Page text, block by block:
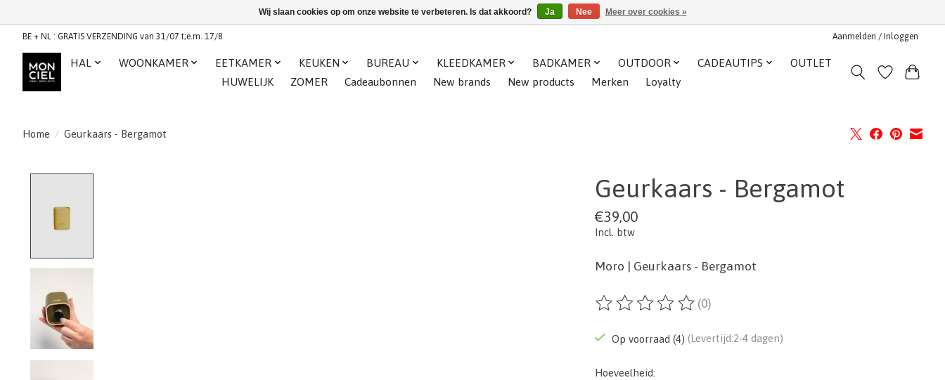
BE + NL : GRATIS VERZENDING van 31/07 t;e.m. 17/8 Aanmelden / Inloggen
HAL WOONKAMER EETKAMER KEUKEN BUREAU KLEEDKAMER BADKAMER OUTDOOR CADEAUTIPS
OUTLET
HUWELIJK
ZOMER Cadeaubonnen New brands New products Merken Loyalty
Home / Geurkaars - Bergamot
Geurkaars - Bergamot
€39,00
Incl. btw
Moro | Geurkaars - Bergamot
De beoordeling van dit product is
(0)
Op voorraad (4) (Levertijd:2-4 dagen)
Hoeveelheid:
Wij slaan cookies op om onze website te verbeteren. Is dat akkoord? Ja Nee Meer over cookies »